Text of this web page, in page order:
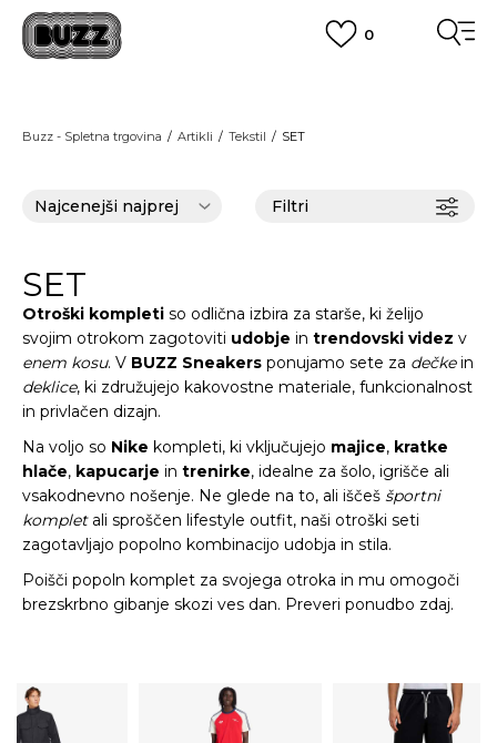
0
BREZPLAČNA POŠTNINA
na vse nakupe nad 100 EUR
Buzz - Spletna trgovina Artikli Tekstil SET
Filtri
SET
Otroški kompleti so odlična izbira za starše, ki želijo
svojim otrokom zagotoviti udobje in trendovski videz v
enem kosu. V BUZZ Sneakers ponujamo sete za dečkein
deklice, ki združujejo kakovostne materiale, funkcionalnost
in privlačen dizajn.
Na voljo so Nike kompleti, ki vključujejo majice, kratke
hlače, kapucarje in trenirke, idealne za šolo, igrišče ali
vsakodnevno nošenje. Ne glede na to, ali iščeš športni
kompletali sproščen lifestyle outfit, naši otroški seti
zagotavljajo popolno kombinacijo udobja in stila.
Poišči popoln komplet za svojega otroka in mu omogoči
brezskrbno gibanje skozi ves dan. Preveri ponudbo zdaj.